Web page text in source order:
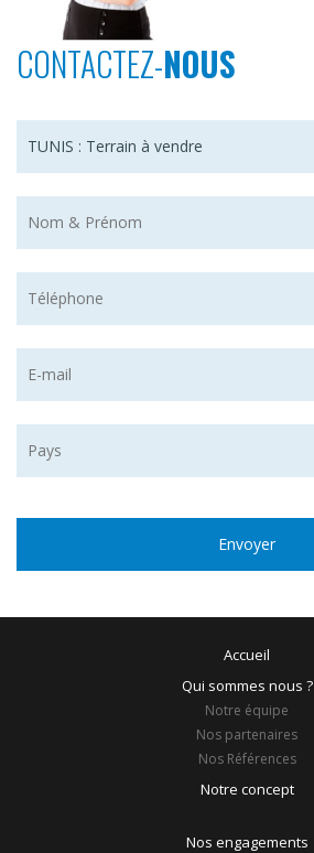
CONTACTEZ-NOUS
Accueil
Qui sommes nous ?
Notre équipe
Nos partenaires
Nos Références
Notre concept
Nos engagements